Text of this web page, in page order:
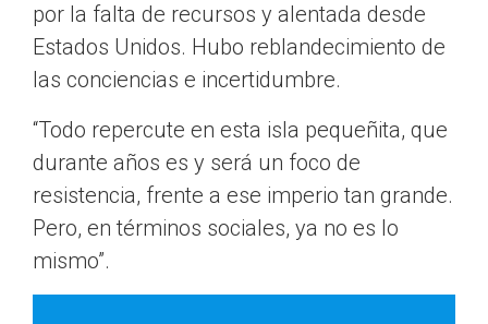
por la falta de recursos y alentada desde
Estados Unidos. Hubo reblandecimiento de
las conciencias e incertidumbre.
“Todo repercute en esta isla pequeñita, que
durante años es y será un foco de
resistencia, frente a ese imperio tan grande.
Pero, en términos sociales, ya no es lo
mismo”.